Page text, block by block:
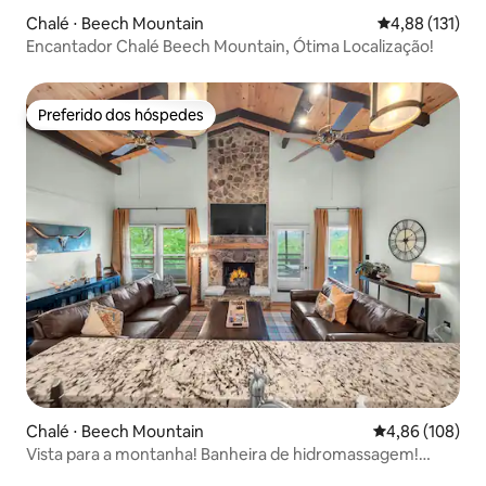
Chalé ⋅ Beech Mountain 4,88 de uma
4,88 (131)
Encantador Chalé Beech Mountain, Ótima Localização!
Preferido dos hóspedes
Preferido dos hóspedes
Chalé ⋅ Beech Mountain 4,86 de uma
4,86 (108)
Vista para a montanha! Banheira de hidromassagem!